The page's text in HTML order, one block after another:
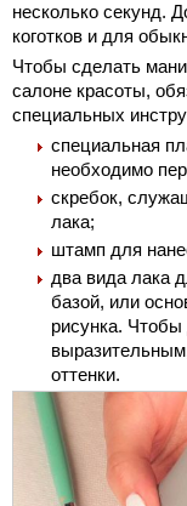
несколько секунд.
коготков и для
Чтобы сделать
салоне красоты,
специальных
специальная
необходимо
скребок,
лака;
штамп для
два вида лака
базой, или
рисунка.
оттенки.